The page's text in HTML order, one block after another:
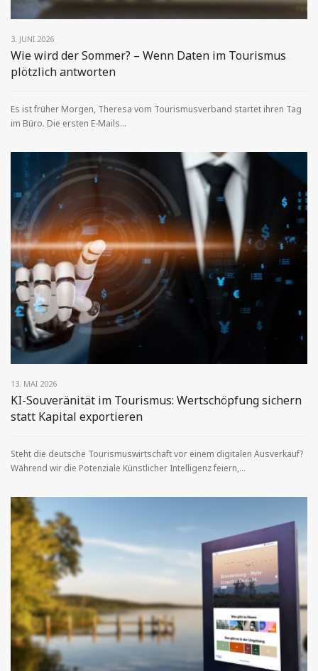
3. JUNI 2026
Wie wird der Sommer? – Wenn Daten im Tourismus
plötzlich antworten
Es ist früher Morgen, Theresa vom Tourismusverband startet ihren Tag
im Büro. Die ersten E-Mails...
13. MAI 2026
KI-Souveränität im Tourismus: Wertschöpfung sichern
statt Kapital exportieren
Steht die deutsche Tourismuswirtschaft vor einem digitalen Ausverkauf?
Während wir die Potenziale Künstlicher Intelligenz feiern,...